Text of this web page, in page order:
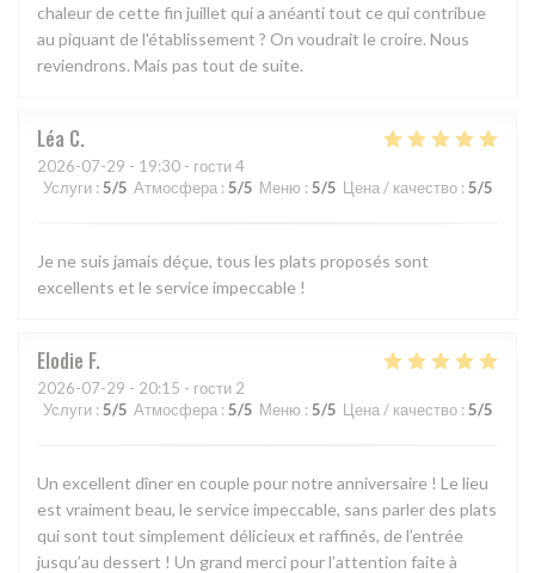
chaleur de cette fin juillet qui a anéanti tout ce qui contribue
au piquant de l'établissement ? On voudrait le croire. Nous
reviendrons. Mais pas tout de suite.
Léa C
2026-07-29 - 19:30 - гости 4
Услуги : 5/5 Атмосфера : 5/5 Меню : 5/5 Цена / качество : 5/5
Je ne suis jamais déçue, tous les plats proposés sont
excellents et le service impeccable !
Elodie F
2026-07-29 - 20:15 - гости 2
Услуги : 5/5 Атмосфера : 5/5 Меню : 5/5 Цена / качество : 5/5
Un excellent dîner en couple pour notre anniversaire ! Le lieu
est vraiment beau, le service impeccable, sans parler des plats
qui sont tout simplement délicieux et raffinés, de l’entrée
jusqu’au dessert ! Un grand merci pour l’attention faite à